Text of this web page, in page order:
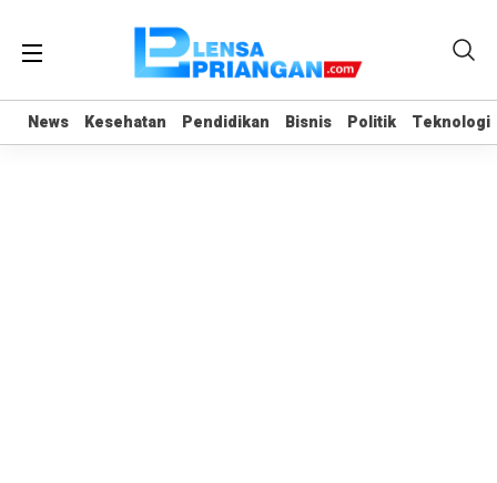
News Kesehatan Pendidikan Bisnis Politik Teknologi
News Kesehatan Pendidikan Bisnis Politik Teknologi